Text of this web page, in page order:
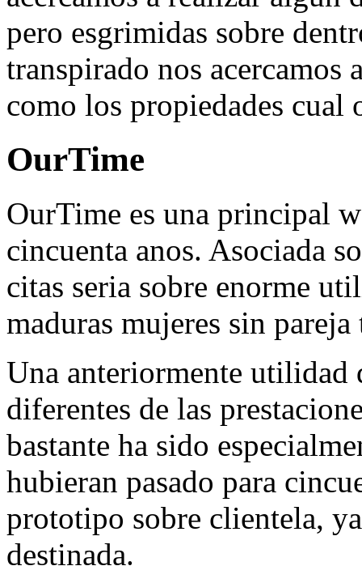
pero esgrimidas sobre
transpirado nos acercamos
como los propiedades cual
OurTime
OurTime es una principal
cincuenta anos. Asociada
citas seri­a sobre enorme
maduras mujeres sin
Una anteriormente utilidad
diferentes de las
bastante ha sido
hubieran pasado para
prototipo sobre clientela,
destinada.